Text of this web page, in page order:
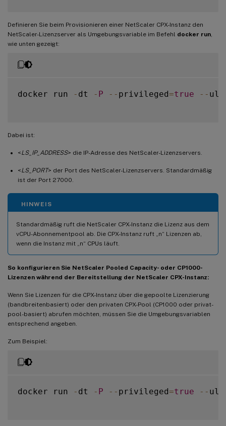
Definieren Sie beim Provisionieren einer NetScaler CPX-Instanz den
NetScaler-Lizenzserver als Umgebungsvariable im Befehl docker run,
wie unten gezeigt:
docker run - dt - P -- privileged=true --
Dabei ist:
<LS_IP_ADDRESS> die IP-Adresse des NetScaler-Lizenzservers.
<LS_PORT> der Port des NetScaler-Lizenzservers. Standardmäßig
ist der Port 27000.
HINWEIS
Standardmäßig ruft die NetScaler CPX-Instanz die Lizenz aus dem
vCPU-Abonnementpool ab. Die CPX-Instanz ruft „n“ Lizenzen ab,
wenn die Instanz mit „n“ CPUs läuft.
So konfigurieren Sie NetScaler Pooled Capacity- oder CP1000-
Lizenzen während der Bereitstellung der NetScaler CPX-Instanz:
Wenn Sie Lizenzen für die CPX-Instanz über die gepoolte Lizenzierung
(bandbreitenbasiert) oder den privaten CPX-Pool (CP1000 oder privat-
pool-basiert) abrufen möchten, müssen Sie die Umgebungsvariablen
entsprechend angeben.
Zum Beispiel:
docker run - dt - P -- privileged=true --